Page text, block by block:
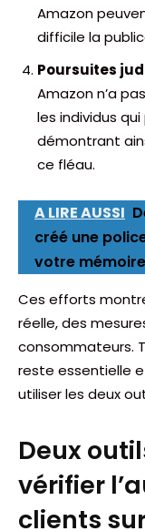
Amazon
difficile la
Poursuites
Amazon n’a
les individus
démontrant
ce fléau.
A LIRE AUSSI
créé une
votre mémoire
Ces efforts
réelle, des
consommateurs.
reste essentielle
utiliser les deux
Deux
vérifier
clients